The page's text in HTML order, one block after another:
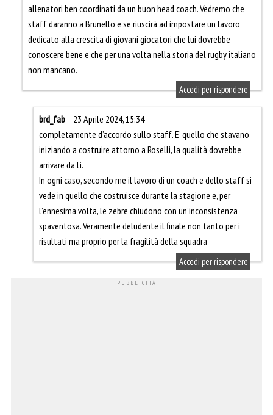
allenatori ben coordinati da un buon head coach. Vedremo che
staff daranno a Brunello e se riuscirà ad impostare un lavoro
dedicato alla crescita di giovani giocatori che lui dovrebbe
conoscere bene e che per una volta nella storia del rugby italiano
non mancano.
Accedi per rispondere
brd_fab
23 Aprile 2024, 15:34
completamente d’accordo sullo staff. E’ quello che stavano
iniziando a costruire attorno a Roselli, la qualità dovrebbe
arrivare da lì.
In ogni caso, secondo me il lavoro di un coach e dello staff si
vede in quello che costruisce durante la stagione e, per
l’ennesima volta, le zebre chiudono con un’inconsistenza
spaventosa. Veramente deludente il finale non tanto per i
risultati ma proprio per la fragilità della squadra
Accedi per rispondere